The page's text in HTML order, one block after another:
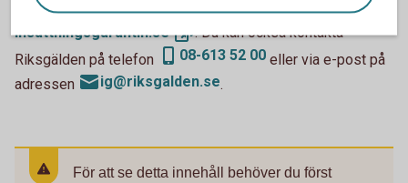
Du kan hitta mer information på Riksgäldens webbplats
insattningsgarantin.se
. Du kan också kontakta
Riksgälden på telefon
08-613 52 00 eller via e-post på
adressen
ig@riksgalden.se.
För att se detta innehåll behöver du först